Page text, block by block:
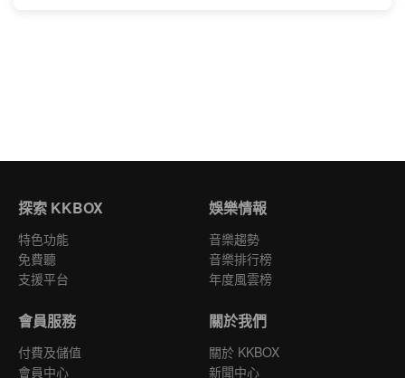
探索 KKBOX
特色功能
免費聽
支援平台
娛樂情報
音樂趨勢
音樂排行榜
年度風雲榜
會員服務
付費及儲值
會員中心
關於我們
關於 KKBOX
新聞中心